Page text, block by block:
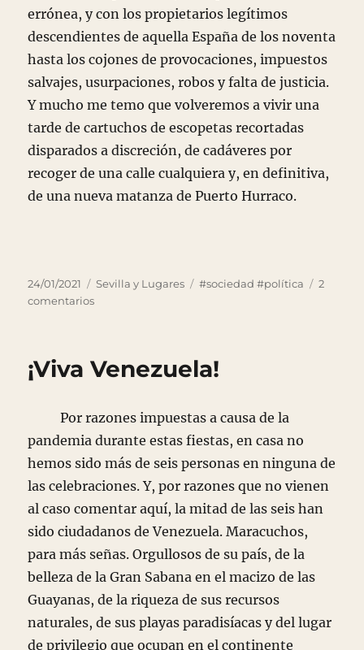
errónea, y con los propietarios legítimos
descendientes de aquella España de los noventa
hasta los cojones de provocaciones, impuestos
salvajes, usurpaciones, robos y falta de justicia.
Y mucho me temo que volveremos a vivir una
tarde de cartuchos de escopetas recortadas
disparados a discreción, de cadáveres por
recoger de una calle cualquiera y, en definitiva,
de una nueva matanza de Puerto Hurraco.
Publicado
el
24/01/2021 Categorías
Sevilla y Lugares Etiquetas
#sociedad #política
2
comentariosen
Hurraco
¡Viva Venezuela!
Por razones impuestas a causa de la
pandemia durante estas fiestas, en casa no
hemos sido más de seis personas en ninguna de
las celebraciones. Y, por razones que no vienen
al caso comentar aquí, la mitad de las seis han
sido ciudadanos de Venezuela. Maracuchos,
para más señas. Orgullosos de su país, de la
belleza de la Gran Sabana en el macizo de las
Guayanas, de la riqueza de sus recursos
naturales, de sus playas paradisíacas y del lugar
de privilegio que ocupan en el continente